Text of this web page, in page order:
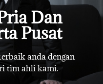
Dan
Pusat
anda dengan
tim ahli kami.